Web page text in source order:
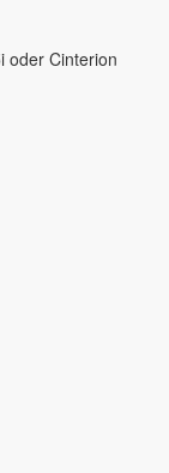
oder Cinterion